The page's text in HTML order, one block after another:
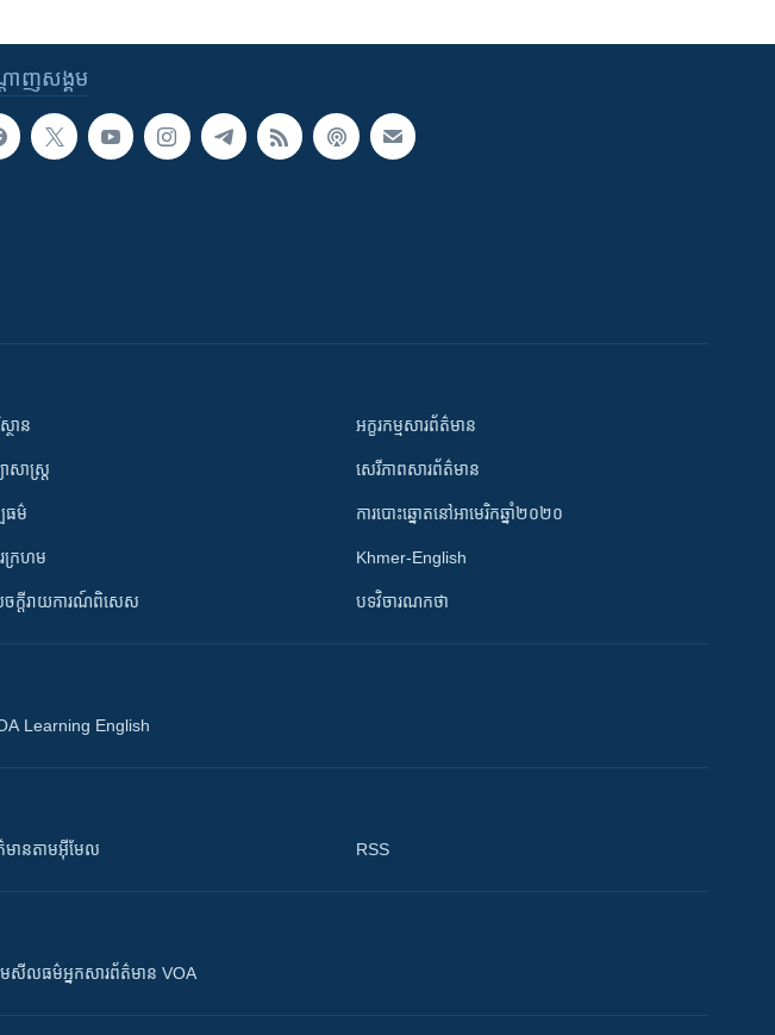
ាញ​សង្គម
ថាន
ាសាស្រ្ត
ធម៌
រក្រហម
ចក្តីរាយការណ៍ពិសេស
អក្ខរកម្មសារព័ត៌មាន
សេរីភាពសារព័ត៌មាន
ការបោះឆ្នោតនៅអាមេរិកឆ្នាំ២០២០
Khmer-English
បទវិចារណកថា
Learning English
មាន​តាម​អ៊ីមែល RSS
ម​​​សីលធម៌​​​អ្នក​​​សារព័ត៌មាន VOA